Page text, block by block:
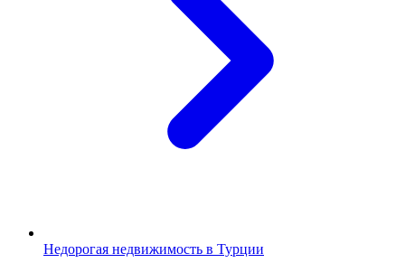
Недорогая недвижимость в Турции